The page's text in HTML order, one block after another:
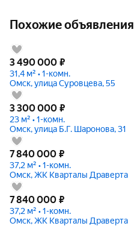
Похожие объявления
3 490 000 ₽
31,4 м² • 1-комн.
Омск, улица Суровцева, 55
3 300 000 ₽
23 м² • 1-комн.
Омск, улица Б.Г. Шаронова, 31
7 840 000 ₽
37,2 м² • 1-комн.
Омск, ЖК Кварталы Драверта
7 840 000 ₽
37,2 м² • 1-комн.
Омск, ЖК Кварталы Драверта